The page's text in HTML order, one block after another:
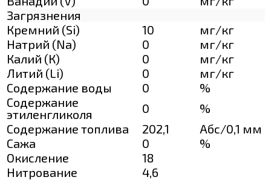
Загрязнения
Кремний (Si)
10
мг/кг
Натрий (Na)
0
мг/кг
Калий (К)
0
мг/кг
Литий (Li)
0
мг/кг
Содержание воды
0
%
Содержание
этиленгликоля
0
%
Содержание топлива
202,1
Абс/0,1 мм
Сажа
0
%
Окисление
18
Нитрование
4,6